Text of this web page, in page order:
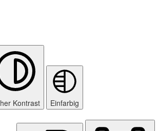
Kontrast
Einfarbig